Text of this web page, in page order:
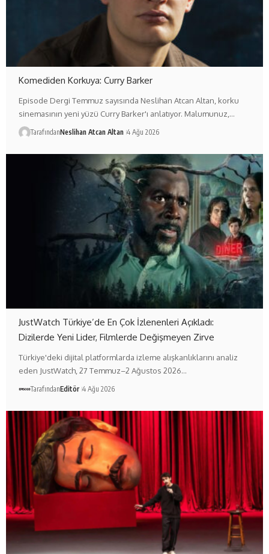
Komediden Korkuya: Curry Barker
Episode Dergi Temmuz sayısında Neslihan Atcan Altan, korku
sinemasının yeni yüzü Curry Barker'ı anlatıyor. Malumunuz,…
TarafındanNeslihan Atcan Altan 4 Ağu 2026
JustWatch Türkiye’de En Çok İzlenenleri Açıkladı:
Dizilerde Yeni Lider, Filmlerde Değişmeyen Zirve
Türkiye'deki dijital platformlarda izleme alışkanlıklarını analiz
eden JustWatch, 27 Temmuz–2 Ağustos 2026…
TarafındanEditör 4 Ağu 2026